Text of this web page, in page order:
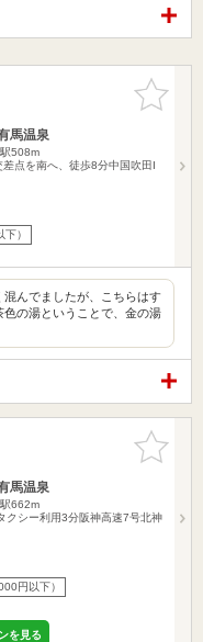
お気に入
りに追加
馬温泉
508m
点を南へ、徒歩8分中国吹田I
）
んでましたが、こちらはす
の湯ということで、金の湯
お気に入
りに追加
馬温泉
662m
クシー利用3分阪神高速7号北神
円以下）
を見る